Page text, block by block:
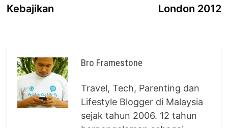
Kebajikan
London 2012
Bro Framestone
Travel, Tech, Parenting dan
Lifestyle Blogger di Malaysia
sejak tahun 2006. 12 tahun